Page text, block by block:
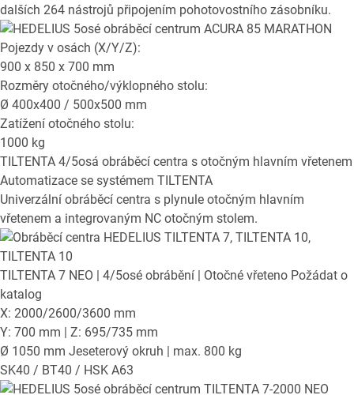
dalších 264 nástrojů připojením pohotovostního zásobníku.
Pojezdy v osách (X/Y/Z):
900 x 850 x 700 mm
Rozměry otočného/výklopného stolu:
Ø 400x400 / 500x500 mm
Zatížení otočného stolu:
1000 kg
TILTENTA 4/5osá obráběcí centra s otočným hlavním vřetenem
Automatizace se systémem TILTENTA
Univerzální obráběcí centra s plynule otočným hlavním
vřetenem a integrovaným NC otočným stolem.
TILTENTA 7 NEO | 4/5osé obrábění | Otočné vřeteno Požádat o
katalog
X: 2000/2600/3600 mm
Y: 700 mm | Z: 695/735 mm
Ø 1050 mm Jeseterový okruh | max. 800 kg
SK40 / BT40 / HSK A63